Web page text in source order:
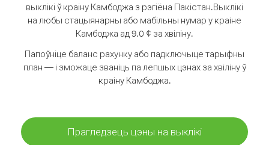
выклікі ў краіну Камбоджа з рэгіёна Пакістан.Выклікі
на любы стацыянарны або мабільны нумар у краіне
Камбоджа ад 9.0 ¢ за хвіліну.
Папоўніце баланс рахунку або падключыце тарыфны
план — і зможаце званіць па лепшых цэнах за хвіліну ў
краіну Камбоджа.
Прагледзець цэны на выклікі